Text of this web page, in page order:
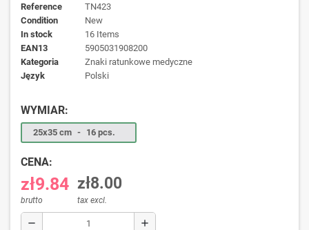
Reference
TN423
Condition
New
In stock
16 Items
EAN13
5905031908200
kategoria
Znaki ratunkowe medyczne
język
Polski
WYMIAR:
25x35 cm - 16 pcs.
CENA:
zł9.84
brutto
zł8.00
tax excl.
remove add